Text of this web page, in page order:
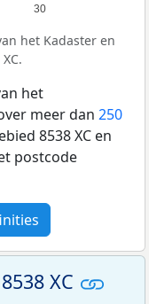
30
het Kadaster en
het
meer dan 250
8538 XC en
postcode
XC